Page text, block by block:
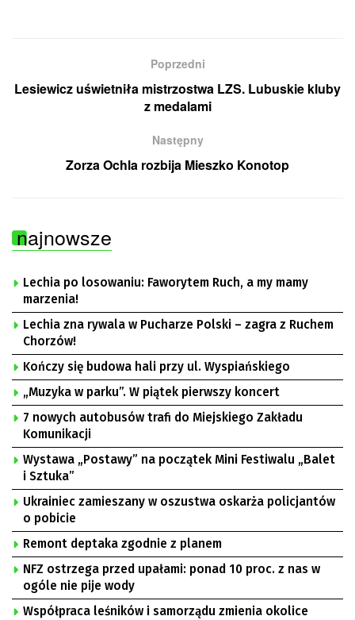
Poprzedni
Lesiewicz uświetniła mistrzostwa LZS. Lubuskie kluby
z medalami
Następny
Zorza Ochla rozbija Mieszko Konotop
najnowsze
Lechia po losowaniu: Faworytem Ruch, a my mamy
marzenia!
Lechia zna rywala w Pucharze Polski – zagra z Ruchem
Chorzów!
Kończy się budowa hali przy ul. Wyspiańskiego
„Muzyka w parku”. W piątek pierwszy koncert
7 nowych autobusów trafi do Miejskiego Zakładu
Komunikacji
Wystawa „Postawy” na początek Mini Festiwalu „Balet
i Sztuka”
Ukrainiec zamieszany w oszustwa oskarża policjantów
o pobicie
Remont deptaka zgodnie z planem
NFZ ostrzega przed upałami: ponad 10 proc. z nas w
ogóle nie pije wody
Współpraca leśników i samorządu zmienia okolice